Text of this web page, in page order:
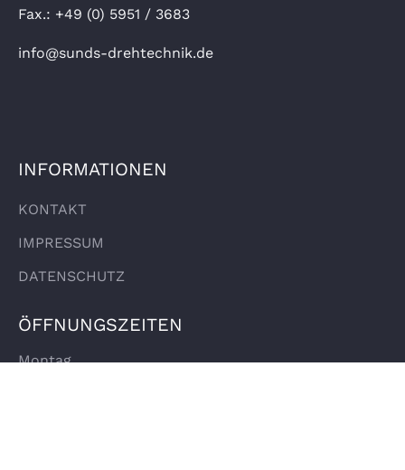
Fax.: +49 (0) 5951 / 3683
info@sunds-drehtechnik.de
INFORMATIONEN
KONTAKT
IMPRESSUM
DATENSCHUTZ
ÖFFNUNGSZEITEN
Montag